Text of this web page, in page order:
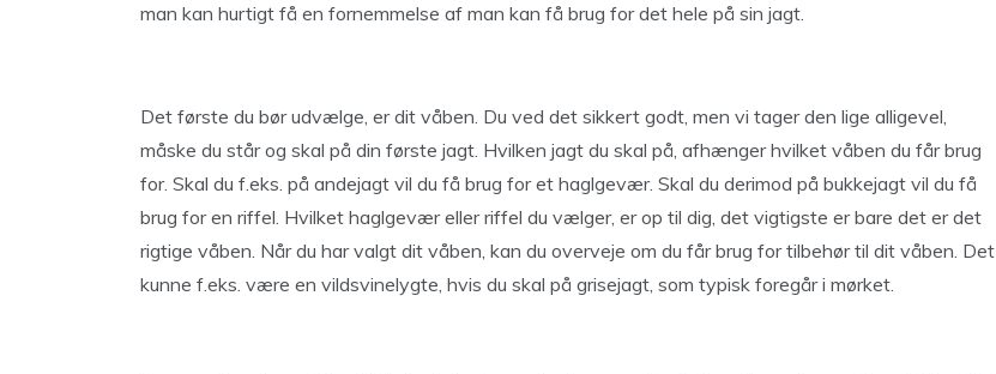
man kan hurtigt få en fornemmelse af man kan få brug for det hele på sin jagt.
Det første du bør udvælge, er dit våben. Du ved det sikkert godt, men vi tager den lige alligevel,
måske du står og skal på din første jagt. Hvilken jagt du skal på, afhænger hvilket våben du får brug
for. Skal du f.eks. på andejagt vil du få brug for et haglgevær. Skal du derimod på bukkejagt vil du få
brug for en riffel. Hvilket haglgevær eller riffel du vælger, er op til dig, det vigtigste er bare det er det
rigtige våben. Når du har valgt dit våben, kan du overveje om du får brug for tilbehør til dit våben. Det
kunne f.eks. være en vildsvinelygte, hvis du skal på grisejagt, som typisk foregår i mørket.